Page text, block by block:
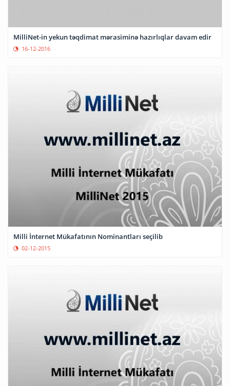
MilliNet-in yekun təqdimat mərasiminə hazırlıqlar davam edir
16-12-2016
Milli İnternet Mükafatının Nominantları seçilib
02-12-2015